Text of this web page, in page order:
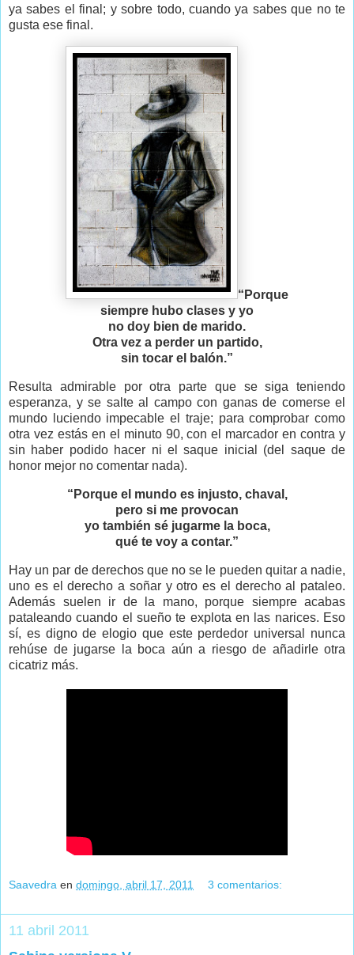
ya sabes el final; y sobre todo, cuando ya sabes que no te
gusta ese final.
“Porque
siempre hubo clases y yo
no doy bien de marido.
Otra vez a perder un partido,
sin tocar el balón.”
Resulta admirable por otra parte que se siga teniendo
esperanza, y se salte al campo con ganas de comerse el
mundo luciendo impecable el traje; para comprobar como
otra vez estás en el minuto 90, con el marcador en contra y
sin haber podido hacer ni el saque inicial (del saque de
honor mejor no comentar nada).
“Porque el mundo es injusto, chaval,
pero si me provocan
yo también sé jugarme la boca,
qué te voy a contar.”
Hay un par de derechos que no se le pueden quitar a nadie,
uno es el derecho a soñar y otro es el derecho al pataleo.
Además suelen ir de la mano, porque siempre acabas
pataleando cuando el sueño te explota en las narices. Eso
sí, es digno de elogio que este perdedor universal nunca
rehúse de jugarse la boca aún a riesgo de añadirle otra
cicatriz más.
Saavedra en domingo, abril 17, 2011 3 comentarios:
11 abril 2011